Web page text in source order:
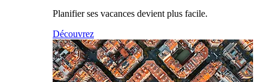
Planifier ses vacances devient plus facile.
Découvrez